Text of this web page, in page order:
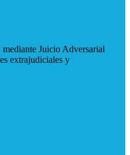
Juicio Adversarial
extrajudiciales y